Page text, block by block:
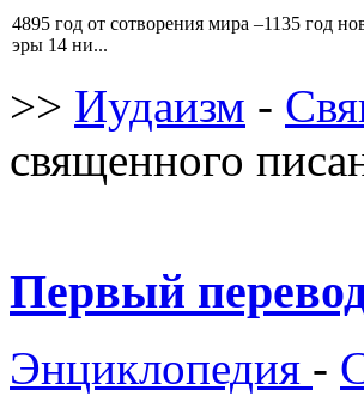
4895 год от сотворения мира –1135 год
эры 14 ни...
>> Иудаизм -
священного
Первый
Энциклопедия -